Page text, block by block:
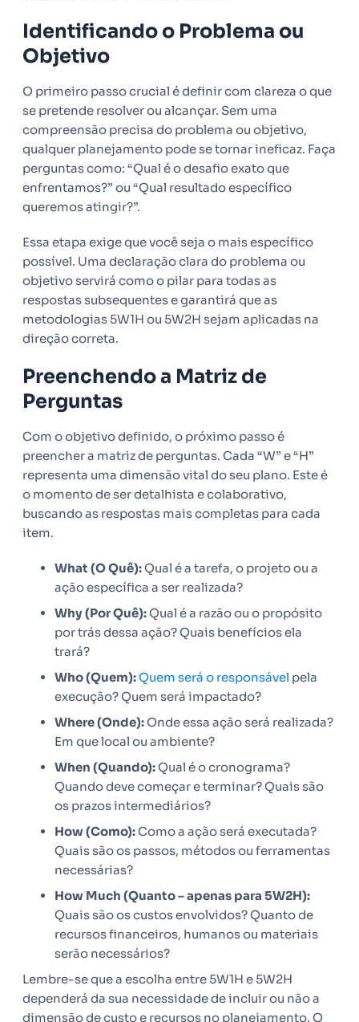
Identificando o Problema ou
Objetivo
O primeiro passo crucial é definir com clareza o que
se pretende resolver ou alcançar. Sem uma
compreensão precisa do problema ou objetivo,
qualquer planejamento pode se tornar ineficaz. Faça
perguntas como: “Qual é o desafio exato que
enfrentamos?” ou “Qual resultado específico
queremos atingir?”.
Essa etapa exige que você seja o mais específico
possível. Uma declaração clara do problema ou
objetivo servirá como o pilar para todas as
respostas subsequentes e garantirá que as
metodologias 5W1H ou 5W2H sejam aplicadas na
direção correta.
Preenchendo a Matriz de
Perguntas
Com o objetivo definido, o próximo passo é
preencher a matriz de perguntas. Cada “W” e “H”
representa uma dimensão vital do seu plano. Este é
o momento de ser detalhista e colaborativo,
buscando as respostas mais completas para cada
item.
What (O Quê):Qual é a tarefa, o projeto ou a
ação específica a ser realizada?
Why (Por Quê):Qual é a razão ou o propósito
por trás dessa ação? Quais benefícios ela
trará?
Who (Quem):Quem será o responsável pela
execução? Quem será impactado?
Where (Onde):Onde essa ação será realizada?
Em que local ou ambiente?
When (Quando):Qual é o cronograma?
Quando deve começar e terminar? Quais são
os prazos intermediários?
How (Como):Como a ação será executada?
Quais são os passos, métodos ou ferramentas
necessárias?
How Much (Quanto – apenas para 5W2H):
Quais são os custos envolvidos? Quanto de
recursos financeiros, humanos ou materiais
serão necessários?
Lembre-se que a escolha entre 5W1H e 5W2H
dependerá da sua necessidade de incluir ou não a
dimensão de custo e recursos no planejamento. O